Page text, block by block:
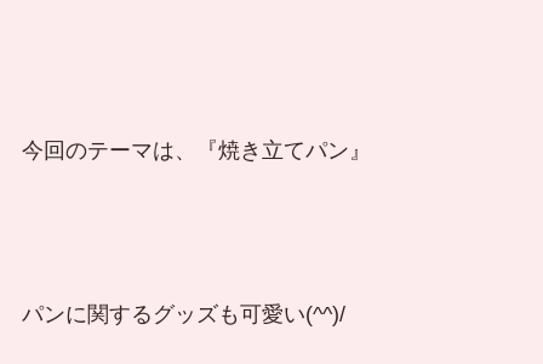
今回のテーマは、『焼き立てパン』
パンに関するグッズも可愛い(^^)/